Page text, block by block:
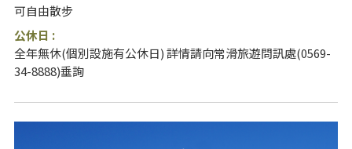
可自由散步
公休日 :
全年無休(個別設施有公休日) 詳情請向常滑旅遊問訊處(0569-
34-8888)垂詢